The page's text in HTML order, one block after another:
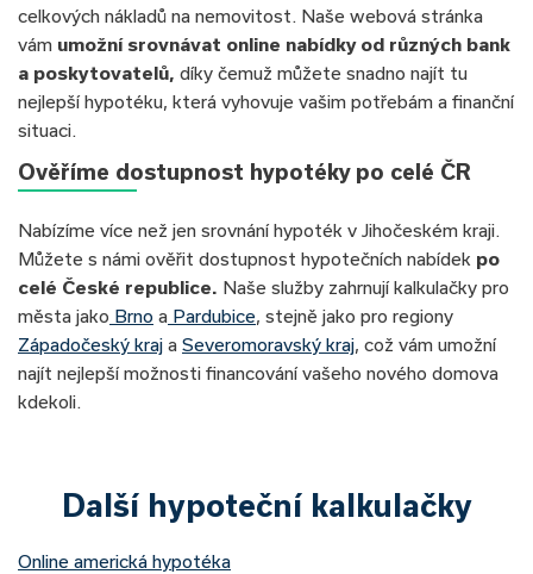
celkových nákladů na nemovitost. Naše webová stránka
vám umožní srovnávat online nabídky od různých bank
a poskytovatelů, díky čemuž můžete snadno najít tu
nejlepší hypotéku, která vyhovuje vašim potřebám a finanční
situaci.
Ověříme dostupnost hypotéky po celé ČR
Nabízíme více než jen srovnání hypoték v Jihočeském kraji.
Můžete s námi ověřit dostupnost hypotečních nabídek po
celé České republice. Naše služby zahrnují kalkulačky pro
města jako Brno a Pardubice, stejně jako pro regiony
Západočeský kraj a Severomoravský kraj, což vám umožní
najít nejlepší možnosti financování vašeho nového domova
kdekoli.
Další hypoteční kalkulačky
Online americká hypotéka